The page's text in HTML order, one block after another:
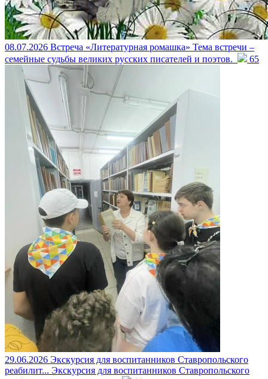
08.07.2026 Встреча «Литературная ромашка» Тема встречи –
семейные судьбы великих русских писателей и поэтов.
65
29.06.2026 Экскурсия для воспитанников Ставропольского
реабилит... Экскурсия для воспитанников Ставропольского